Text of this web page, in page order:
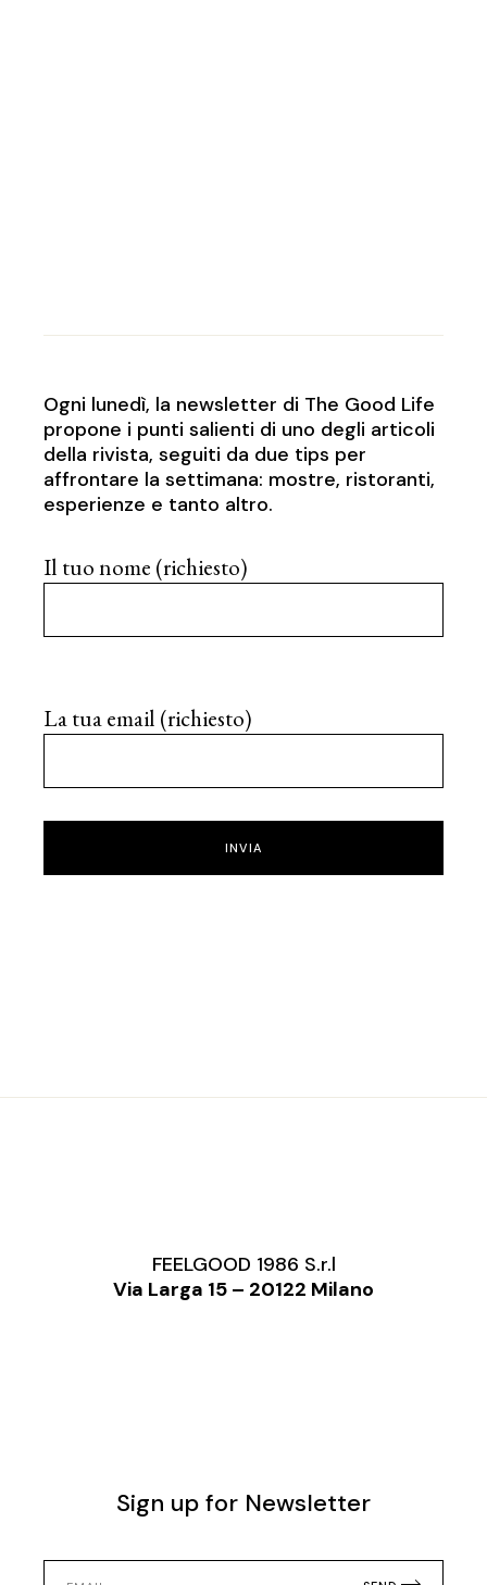
Ogni lunedì, la newsletter di The Good Life
propone i punti salienti di uno degli articoli
della rivista, seguiti da due tips per
affrontare la settimana: mostre, ristoranti,
esperienze e tanto altro.
Il tuo nome (richiesto)
La tua email (richiesto)
INVIA
FEELGOOD 1986 S.r.l
Via Larga 15 – 20122 Milano
Sign up for Newsletter